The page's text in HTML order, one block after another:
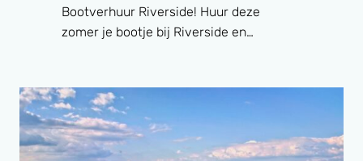
Bootverhuur Riverside! Huur deze
zomer je bootje bij Riverside en…